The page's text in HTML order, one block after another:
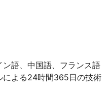
語、中国語、フランス語
による24時間365日の技術